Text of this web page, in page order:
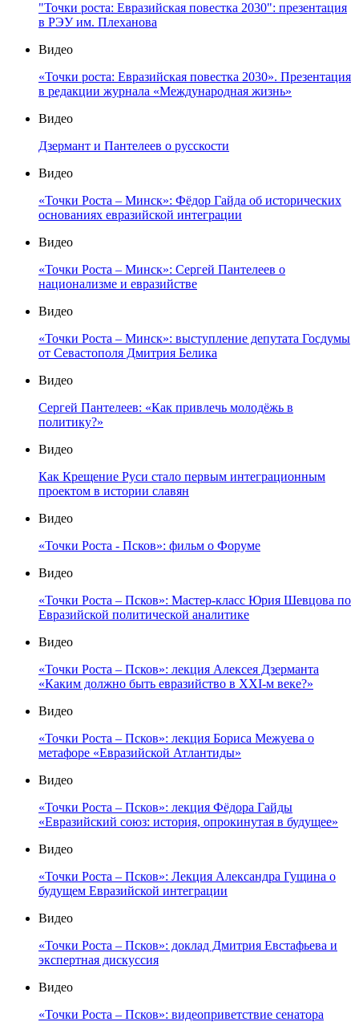
"Точки роста: Евразийская повестка 2030": презентация
в РЭУ им. Плеханова
Видео
«Точки роста: Евразийская повестка 2030». Презентация
в редакции журнала «Международная жизнь»
Видео
Дзермант и Пантелеев о русскости
Видео
«Точки Роста – Минск»: Фёдор Гайда об исторических
основаниях евразийской интеграции
Видео
«Точки Роста – Минск»: Сергей Пантелеев о
национализме и евразийстве
Видео
«Точки Роста – Минск»: выступление депутата Госдумы
от Севастополя Дмитрия Белика
Видео
Сергей Пантелеев: «Как привлечь молодёжь в
политику?»
Видео
Как Крещение Руси стало первым интеграционным
проектом в истории славян
Видео
«Точки Роста - Псков»: фильм о Форуме
Видео
«Точки Роста – Псков»: Мастер-класс Юрия Шевцова по
Евразийской политической аналитике
Видео
«Точки Роста – Псков»: лекция Алексея Дзерманта
«Каким должно быть евразийство в XXI-м веке?»
Видео
«Точки Роста – Псков»: лекция Бориса Межуева о
метафоре «Евразийской Атлантиды»
Видео
«Точки Роста – Псков»: лекция Фёдора Гайды
«Евразийский союз: история, опрокинутая в будущее»
Видео
«Точки Роста – Псков»: Лекция Александра Гущина о
будущем Евразийской интеграции
Видео
«Точки Роста – Псков»: доклад Дмитрия Евстафьева и
экспертная дискуссия
Видео
«Точки Роста – Псков»: видеоприветствие сенатора